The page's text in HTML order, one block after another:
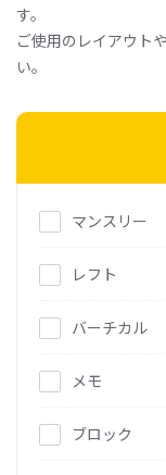
す。
ご使用のレイアウト
い。
マンスリー
レフト
バーチカル
メモ
ブロック